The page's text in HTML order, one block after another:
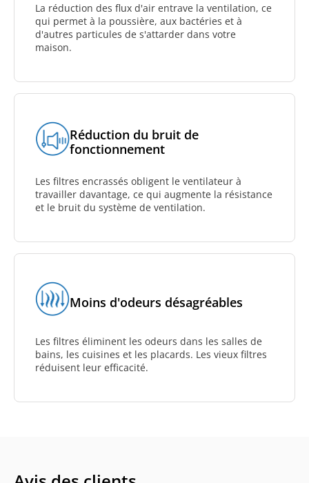
La réduction des flux d'air entrave la ventilation, ce
qui permet à la poussière, aux bactéries et à
d'autres particules de s'attarder dans votre
maison.
Réduction du bruit de
fonctionnement
Les filtres encrassés obligent le ventilateur à
travailler davantage, ce qui augmente la résistance
et le bruit du système de ventilation.
Moins d'odeurs désagréables
Les filtres éliminent les odeurs dans les salles de
bains, les cuisines et les placards. Les vieux filtres
réduisent leur efficacité.